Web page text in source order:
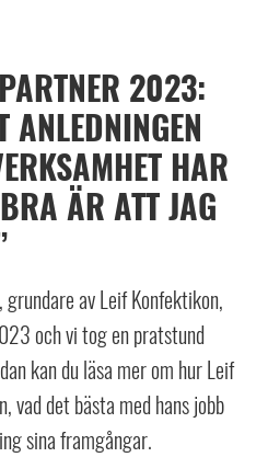
2023:
ANLEDNINGEN
HAR
ÄR ATT JAG
av Leif Konfektikon,
och vi tog en pratstund
kan du läsa mer om hur Leif
vad det bästa med hans jobb
sina framgångar.